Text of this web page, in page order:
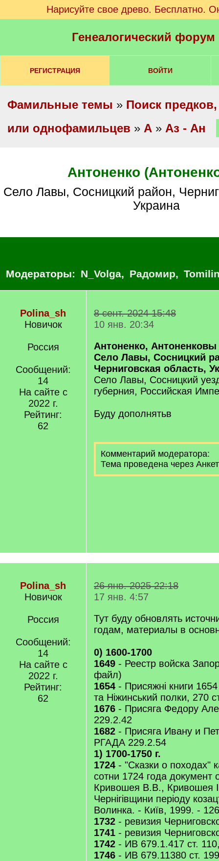
Нарисуйте свое древо. Бесплатно.
Генеалогический
РЕГИСТРАЦИЯ ВОЙТИ
Фамильные темы » Поиск
или однофамильцев » А » Аз - Ан
Антоненко
Село Лавы, Сосницкий район, Черниговская область,
Украина
Модераторы: N_Volga, Радомир,
Polina_sh
Новичок
Россия
Сообщений:
14
На сайте с
2022 г.
Рейтинг:
62
8 сент. 2024 15:48
10 янв. 20:34
Антоненко, Антоненковы
Село Лавы, Сосницкий
Черниговская область,
Село Лавы, Сосницкий
губерния, Российская
Буду дополнятьв
Комментарий модератора:
Тема проведена через
Polina_sh
Новичок
Россия
Сообщений:
14
На сайте с
2022 г.
Рейтинг:
62
26 янв. 2025 22:18
17 янв. 4:57
Тут буду обновлять
годам, материалы в
0) 1600-1700
1649 - Реестр войска
файл)
1654 - Присяжнi книги 1654
та Ніжинський полки, 270
1676 - Присяга Федору
229.2.42
1682 - Присяга Ивану и
РГАДА 229.2.54
1) 1700-1750 г.
1724 - "Сказки о походах"
сотни 1724 года документ
Кривошея В.В., Кривошея
Чернігівщини періоду
Волинка. - Київ, 1999. -
1732 - ревизия
1741 - ревизия
1742 - ИВ 679.1.417 ст.
1746 - ИВ 679.11380 ст. 199